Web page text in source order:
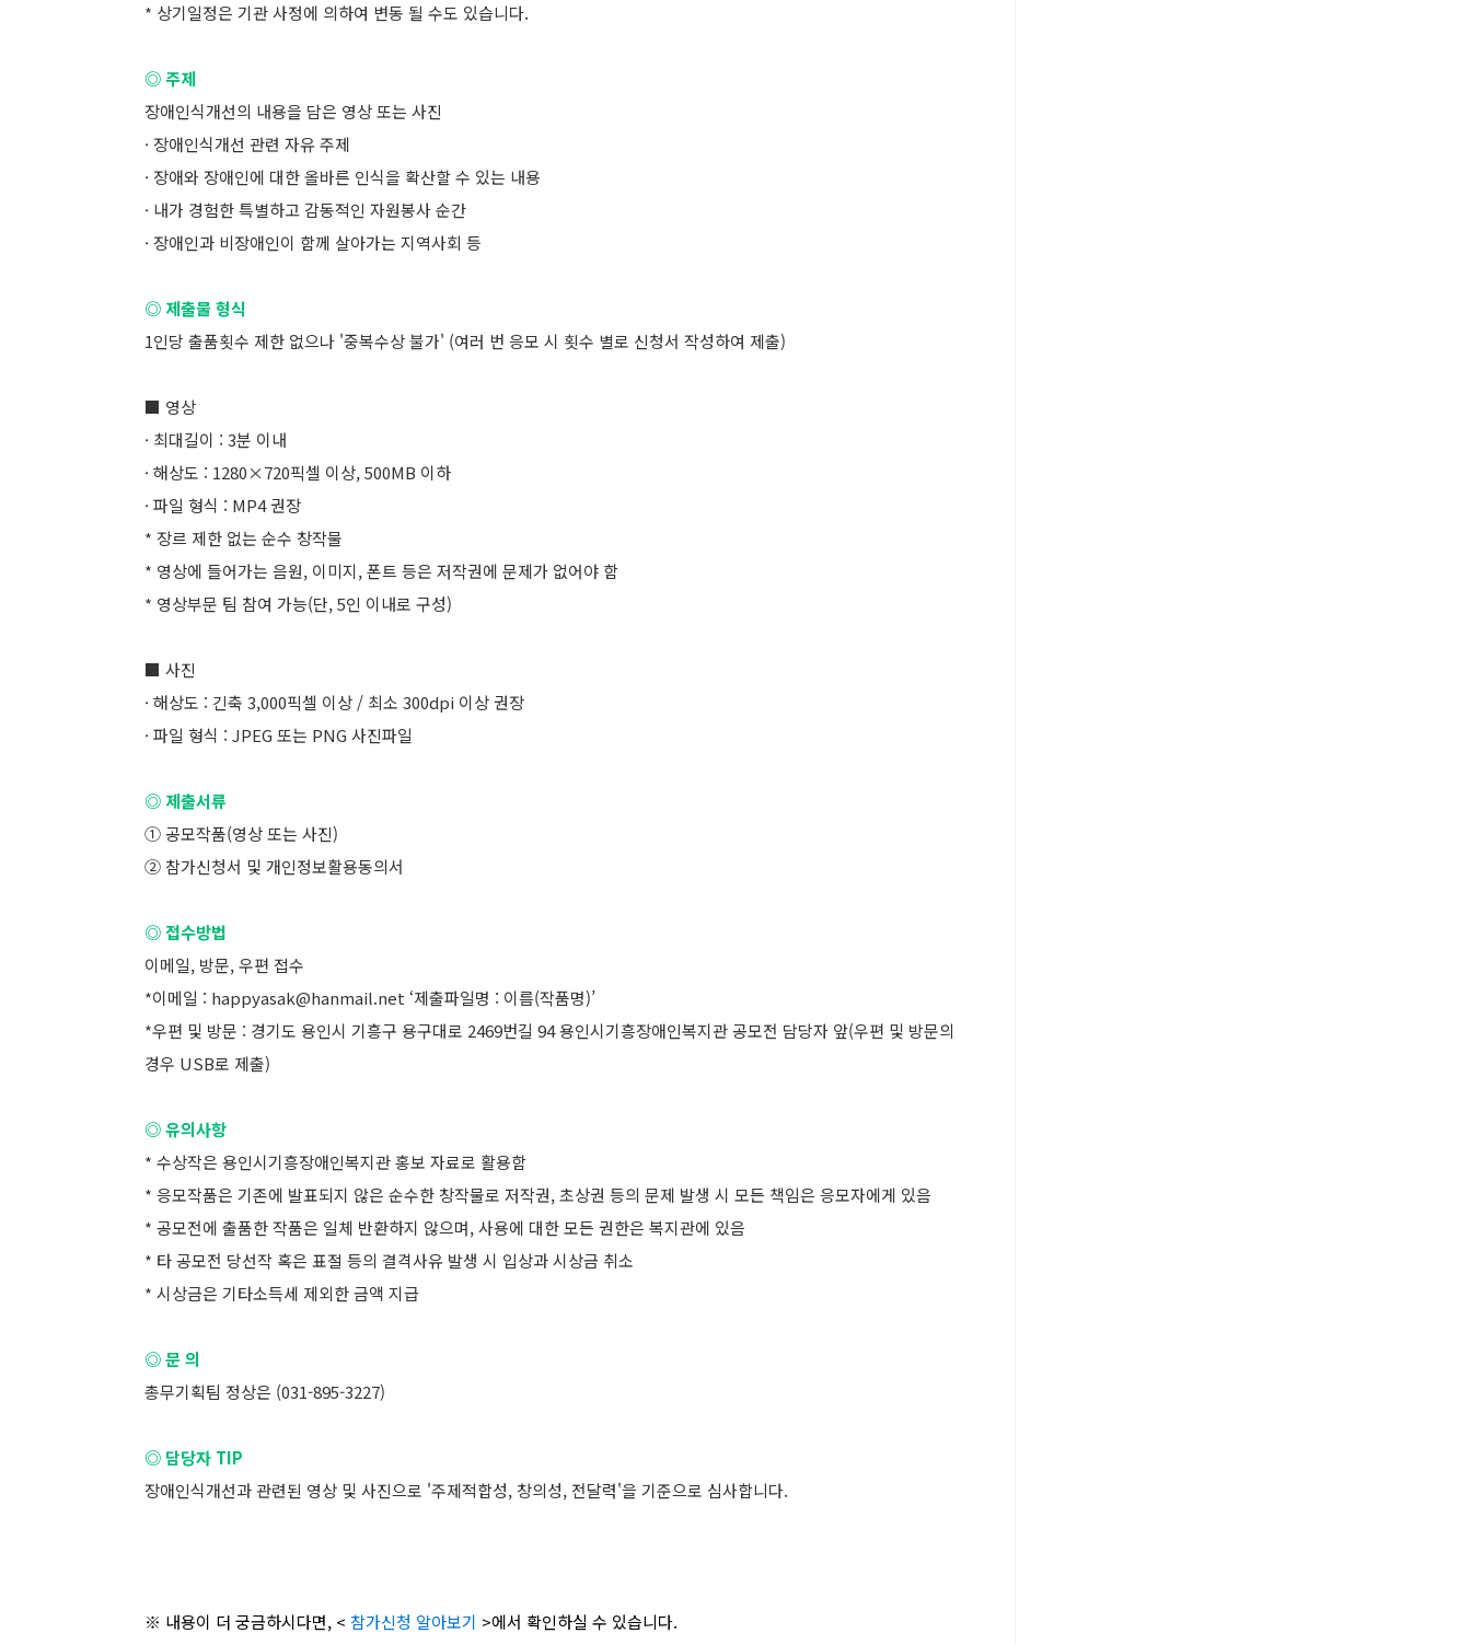
* 상기일정은 기관 사정에 의하여 변동 될 수도 있습니다.
◎ 주제
장애인식개선의 내용을 담은 영상 또는 사진
· 장애인식개선 관련 자유 주제
· 장애와 장애인에 대한 올바른 인식을 확산할 수 있는 내용
· 내가 경험한 특별하고 감동적인 자원봉사 순간
· 장애인과 비장애인이 함께 살아가는 지역사회 등
◎ 제출물 형식
1인당 출품횟수 제한 없으나 '중복수상 불가' (여러 번 응모 시 횟수 별로 신청서 작성하여 제출)
■ 영상
· ​최대길이 : 3분 이내
· 해상도 : 1280×720픽셀 이상, 500MB 이하
· 파일 형식 : MP4 권장
* 장르 제한 없는 순수 창작물
*​ 영상에 들어가는 음원, 이미지, 폰트 등은 저작권에 문제가 없어야 함​
* 영상부문 팀 참여 가능(단, 5인 이내로 구성)
■ 사진
· 해상도 : 긴축 3,000픽셀 이상 / 최소 300dpi 이상 권장
· 파일 형식 : JPEG 또는 PNG 사진파일
◎ 제출서류
① 공모작품(영상 또는 사진)
② 참가신청서 및 개인정보활용동의서
​◎ 접수방법
이메일, 방문, 우편 접수
*이메일 : happyasak@hanmail.net ‘제출파일명 : 이름(작품명)’
*우편 및 방문 : 경기도 용인시 기흥구 용구대로 2469번길 94 용인시기흥장애인복지관 공모전 담당자 앞(우편 및 방문의
경우 USB로 제출)
◎ 유의사항
* 수상작은 용인시기흥장애인복지관 홍보 자료로 활용함
* 응모작품은 기존에 발표되지 않은 순수한 창작물로 저작권, 초상권 등의 문제 발생 시 모든 책임은 응모자에게 있음
* 공모전에 출품한 작품은 일체 반환하지 않으며, 사용에 대한 모든 권한은 복지관에 있음
* 타 공모전 당선작 혹은 표절 등의 결격사유 발생 시 입상과 시상금 취소
* 시상금은 기타소득세 제외한 금액 지급
◎ 문 의
총무기획팀 정상은 (031-895-3227)
◎ 담당자 TIP
장애인식개선과 관련된 영상 및 사진으로 '주제적합성, 창의성, 전달력'을 기준으로 심사합니다.
※ 내용이 더 궁금하시다면, < 참가신청 알아보기 >에서 확인하실 수 있습니다.